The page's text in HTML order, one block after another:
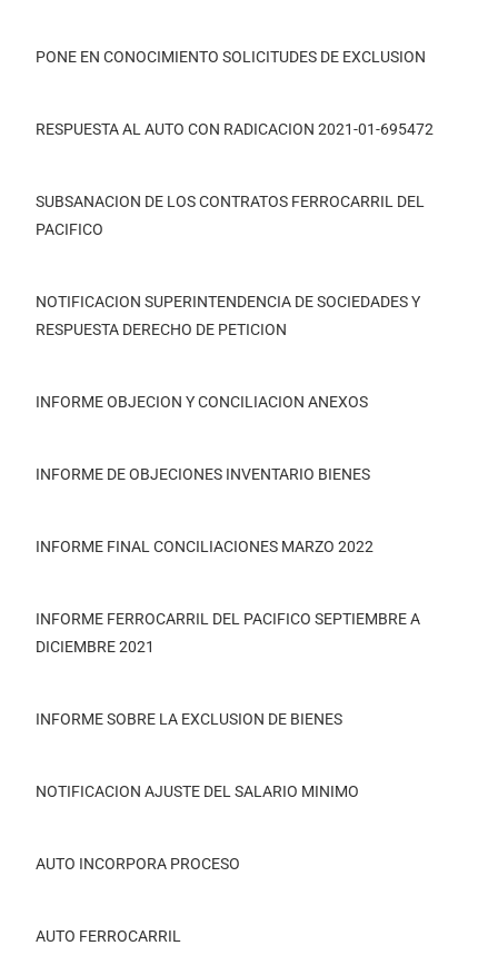
PONE EN CONOCIMIENTO SOLICITUDES DE EXCLUSION
RESPUESTA AL AUTO CON RADICACION 2021-01-695472
SUBSANACION DE LOS CONTRATOS FERROCARRIL DEL
PACIFICO
NOTIFICACION SUPERINTENDENCIA DE SOCIEDADES Y
RESPUESTA DERECHO DE PETICION
INFORME OBJECION Y CONCILIACION ANEXOS
INFORME DE OBJECIONES INVENTARIO BIENES
INFORME FINAL CONCILIACIONES MARZO 2022
INFORME FERROCARRIL DEL PACIFICO SEPTIEMBRE A
DICIEMBRE 2021
INFORME SOBRE LA EXCLUSION DE BIENES
NOTIFICACION AJUSTE DEL SALARIO MINIMO
AUTO INCORPORA PROCESO
AUTO FERROCARRIL